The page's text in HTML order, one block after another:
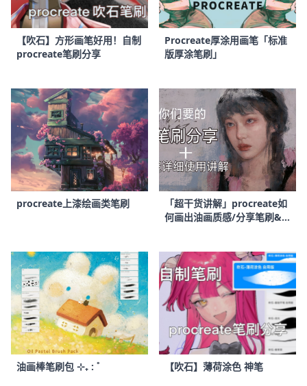
【吹石】方形画笔好用！自制
procreate笔刷分享
Procreate厚涂用画笔「标准
版厚涂笔刷」
procreate上漆绘画类笔刷
「超干货讲解」procreate如
何画出油画质感/分享笔刷&
油画棒笔刷包 ⊹₊ : ˚ 【吹石】薄荷涂色 神笔